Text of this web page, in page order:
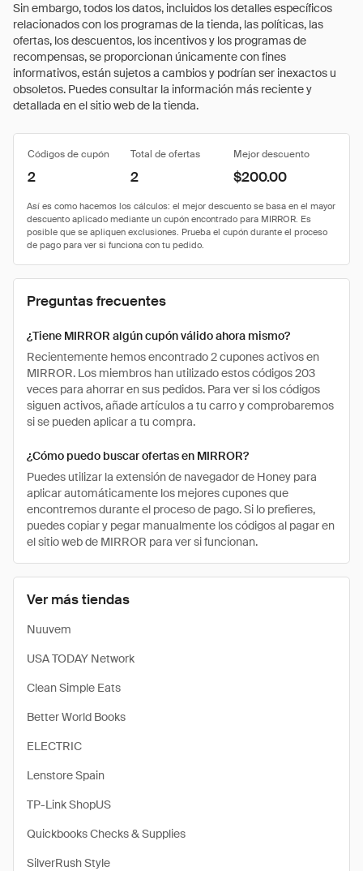
Sin embargo, todos los datos, incluidos los detalles específicos
relacionados con los programas de la tienda, las políticas, las
ofertas, los descuentos, los incentivos y los programas de
recompensas, se proporcionan únicamente con fines
informativos, están sujetos a cambios y podrían ser inexactos u
obsoletos. Puedes consultar la información más reciente y
detallada en el sitio web de la tienda.
Ver más tiendas
Nuuvem
USA TODAY Network
Clean Simple Eats
Better World Books
ELECTRIC
Lenstore Spain
TP-Link ShopUS
Quickbooks Checks & Supplies
SilverRush Style
Códigos de cupón Total de ofertas Mejor descuento
2 2 $200.00
Preguntas frecuentes
¿Tiene MIRROR algún cupón válido ahora mismo?
Recientemente hemos encontrado 2 cupones activos en
MIRROR. Los miembros han utilizado estos códigos 203
veces para ahorrar en sus pedidos. Para ver si los códigos
siguen activos, añade artículos a tu carro y comprobaremos
si se pueden aplicar a tu compra.
¿Cómo puedo buscar ofertas en MIRROR?
Puedes utilizar la extensión de navegador de Honey para
aplicar automáticamente los mejores cupones que
encontremos durante el proceso de pago. Si lo prefieres,
puedes copiar y pegar manualmente los códigos al pagar en
el sitio web de MIRROR para ver si funcionan.